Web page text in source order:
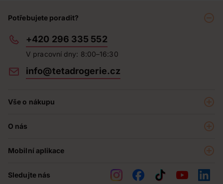
Potřebujete poradit?
+420 296 335 552
V pracovní dny: 8:00–16:30
info@tetadrogerie.cz
Vše o nákupu
Prodejny
Obchodní podmínky
O nás
Teta pomáhá
Mobilní aplikace
Sledujte nás